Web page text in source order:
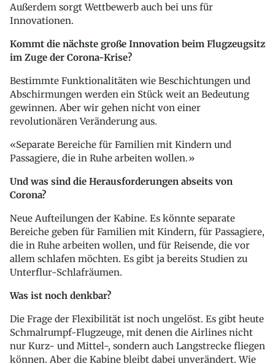
Außerdem sorgt Wettbewerb auch bei uns für
Innovationen.
Kommt die nächste große Innovation beim Flugzeugsitz
im Zuge der Corona-Krise?
Bestimmte Funktionalitäten wie Beschichtungen und
Abschirmungen werden ein Stück weit an Bedeutung
gewinnen. Aber wir gehen nicht von einer
revolutionären Veränderung aus.
Separate Bereiche für Familien mit Kindern und
Passagiere, die in Ruhe arbeiten wollen.
Und was sind die Herausforderungen abseits von
Corona?
Neue Aufteilungen der Kabine. Es könnte separate
Bereiche geben für Familien mit Kindern, für Passagiere,
die in Ruhe arbeiten wollen, und für Reisende, die vor
allem schlafen möchten. Es gibt ja bereits Studien zu
Unterflur-Schlafräumen.
Was ist noch denkbar?
Die Frage der Flexibilität ist noch ungelöst. Es gibt heute
Schmalrumpf-Flugzeuge, mit denen die Airlines nicht
nur Kurz- und Mittel-, sondern auch Langstrecke fliegen
können. Aber die Kabine bleibt dabei unverändert. Wie